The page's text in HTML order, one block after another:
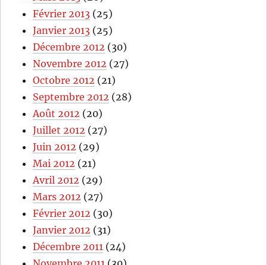
Février 2013 (25)
Janvier 2013 (25)
Décembre 2012 (30)
Novembre 2012 (27)
Octobre 2012 (21)
Septembre 2012 (28)
Août 2012 (20)
Juillet 2012 (27)
Juin 2012 (29)
Mai 2012 (21)
Avril 2012 (29)
Mars 2012 (27)
Février 2012 (30)
Janvier 2012 (31)
Décembre 2011 (24)